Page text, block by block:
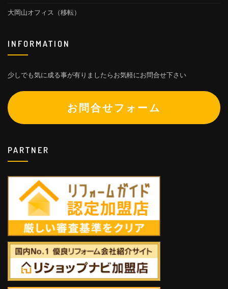
大岡山オフィス（移転）
INFORMATION
少しでも気に成る事が有りましたらお気軽にお問合せ下さい
お問合せフォーム
PARTNER